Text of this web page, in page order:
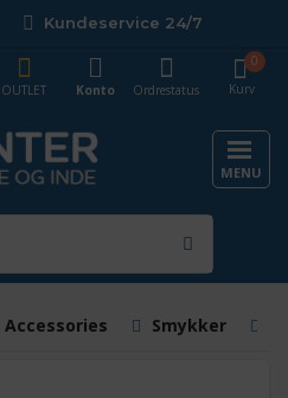
Kundeservice 24/7
Kurv
0
OUTLET
Konto Ordrestatus
MENU
Accessories Smykker